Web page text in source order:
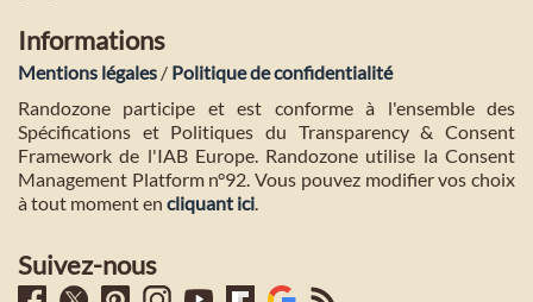
Informations
Mentions légales / Politique de confidentialité
Randozone participe et est conforme à l'ensemble des
Spécifications et Politiques du Transparency & Consent
Framework de l'IAB Europe. Randozone utilise la Consent
Management Platform n°92. Vous pouvez modifier vos choix
à tout moment en cliquant ici.
Suivez-nous